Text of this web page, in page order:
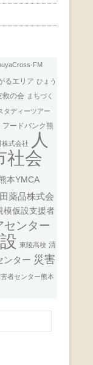
FM
るエリア ひょう
救の会 まちづく
タディーツアー
フードバンク熊
株式会社
人
社会
本YMCA
薬品株式会
模仮設支援者
センター
東陵高校 清
ンター 災害
者センター熊本